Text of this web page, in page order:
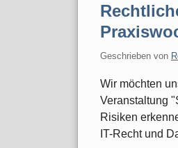
Geschrieben von
Wir möchten
Veranstaltung
Risiken
IT-Recht und